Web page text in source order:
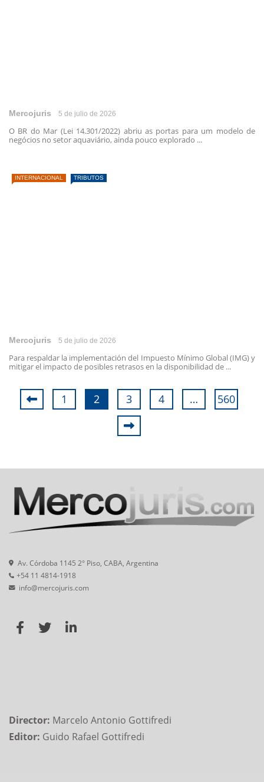
Mercojuris 5 de julio de 2026
O BR do Mar (Lei 14.301/2022) abriu as portas para um modelo de
negócios no setor aquaviário, ainda pouco explorado ...
INTERNACIONAL TRIBUTOS
Mercojuris 5 de julio de 2026
Para respaldar la implementación del Impuesto Mínimo Global (IMG) y
mitigar el impacto de posibles retrasos en la disponibilidad de ...
1 2 3 4 … 560
Av. Córdoba 1145 2° Piso, CABA, Argentina
+54 11 4814-1918
info@mercojuris.com
Director: Marcelo Antonio Gottifredi
Editor: Guido Rafael Gottifredi